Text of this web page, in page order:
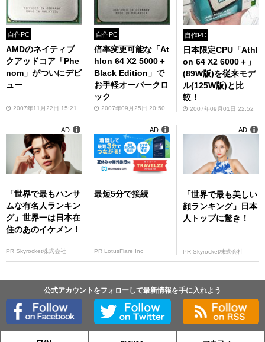
自作PC
AMDのネイティブ
クアッドコア「Phe
nom」がついにデビ
ュー
2007年11月22日 15:21
自作PC
倍率変更可能な「At
hlon 64 X2 5000＋
Black Edition」で
お手軽オーバークロ
ック
2007年09月25日 20:50
自作PC
日本限定CPU「Athl
on 64 X2 6000＋」
(89W版)を従来モデ
ル(125W版)と比
較！
2007年09月01日 22:52
「世界で最もハンサ
ムな有名人ランキン
グ」世界一は日本在
住のあのイケメン！
PR Skyrocket株式会社
AD
最短5分で接続
PR LotusFlare Inc
AD
「世界で最も美しい
顔ランキング」日本
人トップに驚き！
PR Skyrocket株式会社
AD
公式アカウントをフォローして最新情報を手に入れよう